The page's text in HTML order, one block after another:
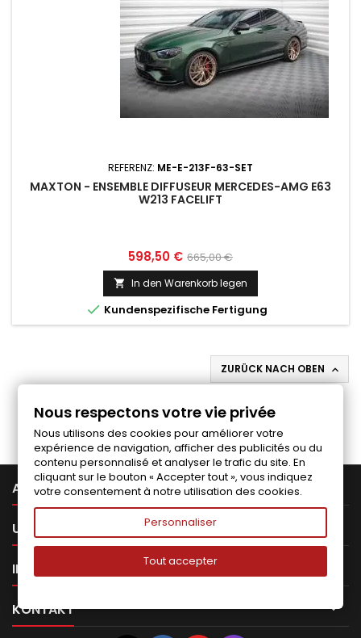
REFERENZ: ME-E-213F-63-SET
MAXTON - ENSEMBLE DIFFUSEUR MERCEDES-AMG E63
W213 FACELIFT
Preis
598,50 € Normaler
Preis
665,00 €
 In den Warenkorb legen
 Kundenspezifische Fertigung
ZURÜCK NACH OBEN 
Folgen Sie uns auf Facebook
ARTIKEL
UNTERNEHMEN
IHR KONTO
KONTAKT 
Nous respectons votre vie privée
Nous utilisons des cookies pour améliorer votre
expérience de navigation, afficher des publicités ou du
contenu personnalisé et analyser le trafic du site. En
cliquant sur le bouton « Accepter tout », vous indiquez
votre consentement à notre utilisation des cookies.
Personnaliser
Tout accepter